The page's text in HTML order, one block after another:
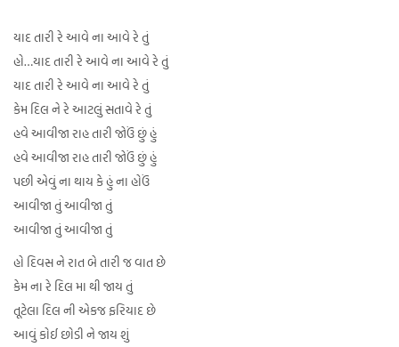
યાદ તારી રે આવે ના આવે રે તું
હો…યાદ તારી રે આવે ના આવે રે તું
યાદ તારી રે આવે ના આવે રે તું
કેમ દિલ ને રે આટલું સતાવે રે તું
હવે આવીજા રાહ તારી જોઉં છું હું
હવે આવીજા રાહ તારી જોઉં છું હું
પછી એવું ના થાય કે હું ના હોઉં
આવીજા તું આવીજા તું
આવીજા તું આવીજા તું
હો દિવસ ને રાત બે તારી જ વાત છે
કેમ ના રે દિલ મા થી જાય તું
તૂટેલા દિલ ની એકજ ફરિયાદ છે
આવું કોઈ છોડી ને જાય શું